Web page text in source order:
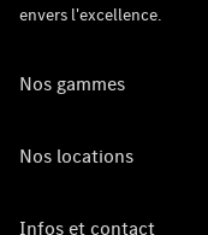
envers l'excellence.
Nos gammes
Nos locations
Infos et contact